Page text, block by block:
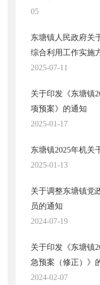
05
东塘镇人民政府关
综合利用工作实施
2025-07-11
关于印发《东塘镇
项预案》的通知
2025-01-17
东塘镇2025年机关
2025-01-13
关于调整东塘镇党
员的通知
2024-07-19
关于印发《东塘镇
急预案（修正）》
2024-02-07